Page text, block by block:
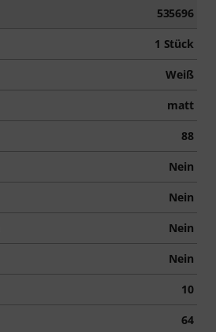
535696
1 Stück
Weiß
matt
88
Nein
Nein
Nein
Nein
10
64